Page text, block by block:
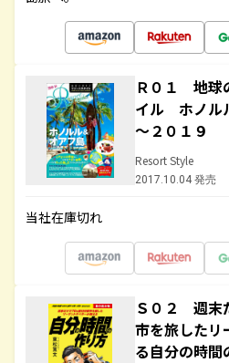
Ｒ０１ 地球
イル ホノル
～２０１９
Resort Style
2017.10.04 発売
当社在庫切れ
Ｓ０２ 週末
市を旅したリ
る自分の時間